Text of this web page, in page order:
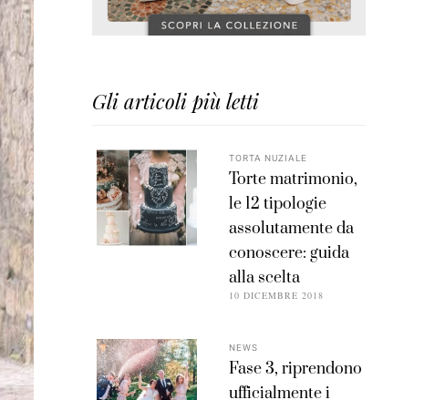
Gli articoli più letti
TORTA NUZIALE
Torte matrimonio,
le 12 tipologie
assolutamente da
conoscere: guida
alla scelta
10 DICEMBRE 2018
NEWS
Fase 3, riprendono
ufficialmente i